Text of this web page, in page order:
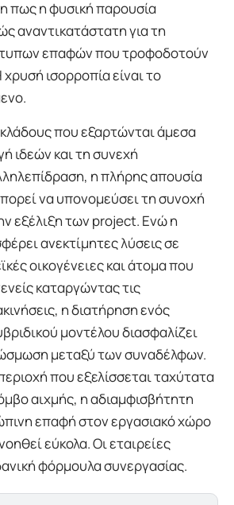
πως η φυσική παρουσία
αναντικατάστατη για τη
επαφών που τροφοδοτούν
ισορροπία είναι το
που εξαρτώνται άμεσα
ιδεών και τη συνεχή
η πλήρης απουσία
να υπονομεύσει τη συνοχή
εξέλιξη των project. Ενώ η
ανεκτίμητες λύσεις σε
οικογένειες και άτομα που
καταργώντας τις
η διατήρηση ενός
μοντέλου διασφαλίζει
μεταξύ των συναδέλφων.
που εξελίσσεται ταχύτατα
αιχμής, η αδιαμφισβήτητη
επαφή στον εργασιακό χώρο
εύκολα. Οι εταιρείες
φόρμουλα συνεργασίας.